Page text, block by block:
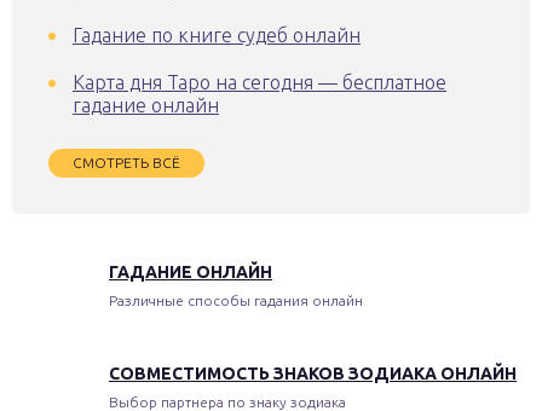
Гадание по книге судеб онлайн
Карта дня Таро на сегодня — бесплатное
гадание онлайн
СМОТРЕТЬ ВСЁ
ГАДАНИЕ ОНЛАЙН
Различные способы гадания онлайн
СОВМЕСТИМОСТЬ ЗНАКОВ ЗОДИАКА ОНЛАЙН
Выбор партнера по знаку зодиака